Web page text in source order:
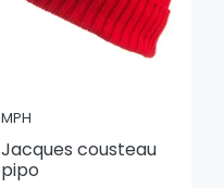
MPH
Jacques cousteau
pipo